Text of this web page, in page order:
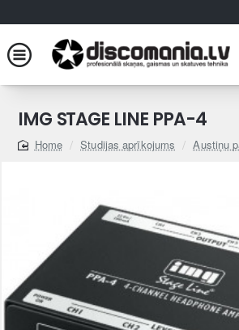
IMG STAGE LINE PPA-4
home
Studijas aprīkojums Austiņu